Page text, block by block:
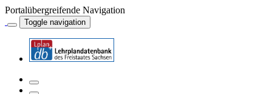
Portalübergreifende Navigation
Toggle navigation